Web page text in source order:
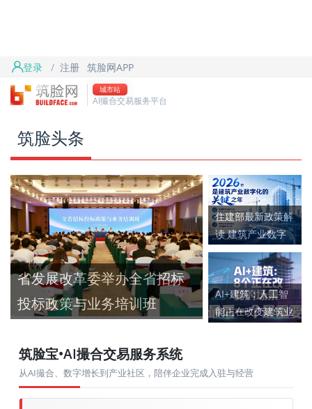
登录 / 注册 筑脸网APP
城市站
AI撮合交易服务平台
筑脸头条
省发展改革委举办全省招标
投标政策与业务培训班
住建部最新政策解
读 建筑产业数字
化转型进入快车道
AI+建筑：人工智
能正在改变建筑业
筑脸宝•AI撮合交易服务系统
从AI撮合、数字增长到产业社区，陪伴企业完成入驻与经营